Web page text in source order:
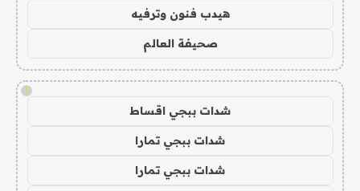
هيدب فنون وترفيه
صحيفة العالم
!
شدات ببجي اقساط
شدات ببجي تمارا
شدات ببجي تمارا